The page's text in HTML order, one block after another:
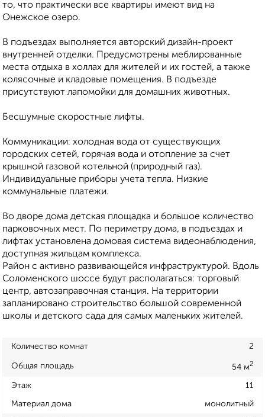
то, что практически все квартиры имеют вид на
Онежское озеро.
В подъездах выполняется авторский дизайн-проект
внутренней отделки. Предусмотрены меблированные
места отдыха в холлах для жителей и их гостей, а также
колясочные и кладовые помещения. В подъезде
присутствуют лапомойки для домашних животных.
Бесшумные скоростные лифты.
Коммуникации: холодная вода от существующих
городских сетей, горячая вода и отопление за счет
крышной газовой котельной (природный газ).
Индивидуальные приборы учета тепла. Низкие
коммунальные платежи.
Во дворе дома детская площадка и большое количество
парковочных мест. По периметру дома, в подъездах и
лифтах установлена домовая система видеонаблюдения,
доступная жильцам комплекса.
Район с активно развивающейся инфраструктурой. Вдоль
Соломенского шоссе будут располагаться: торговый
центр, автозаправочная станция. На территории
запланировано строительство большой современной
школы и детского сада для самых маленьких жителей.
Количество комнат 2
Общая площадь 54 м2
Этаж 11
Материал дома монолитный